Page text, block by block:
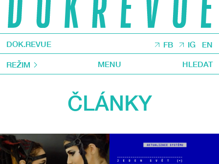
DOK.REVUE FB IG EN
REŽIM MENU HLEDAT
ČLÁNKY